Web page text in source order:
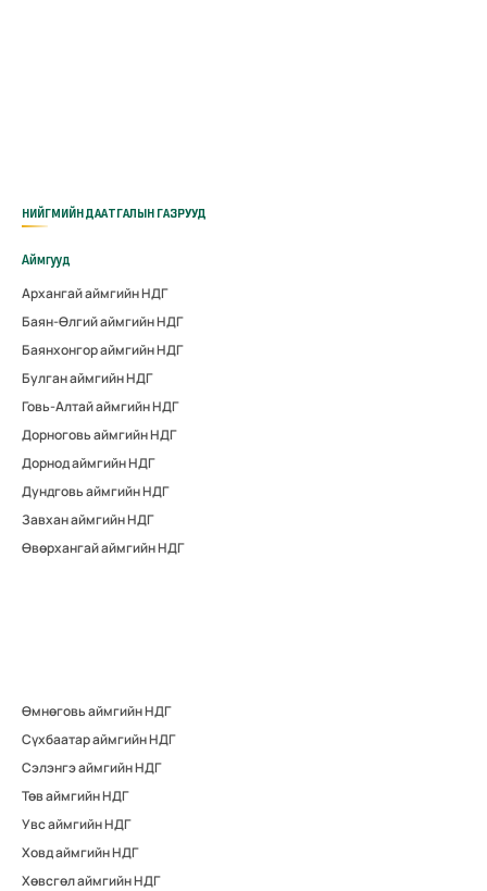
НИЙГМИЙН ДААТГАЛЫН ГАЗРУУД
Аймгууд
Архангай аймгийн НДГ
Баян-Өлгий аймгийн НДГ
Баянхонгор аймгийн НДГ
Булган аймгийн НДГ
Говь-Алтай аймгийн НДГ
Дорноговь аймгийн НДГ
Дорнод аймгийн НДГ
Дундговь аймгийн НДГ
Завхан аймгийн НДГ
Өвөрхангай аймгийн НДГ
Өмнөговь аймгийн НДГ
Сүхбаатар аймгийн НДГ
Сэлэнгэ аймгийн НДГ
Төв аймгийн НДГ
Увс аймгийн НДГ
Ховд аймгийн НДГ
Хөвсгөл аймгийн НДГ